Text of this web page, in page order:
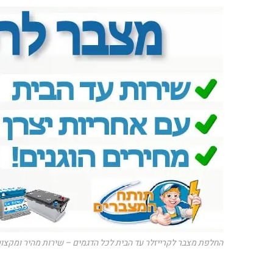
החלפת מצבר לקרייזלר עד הבית לכל הדגמים – שירות מהיר